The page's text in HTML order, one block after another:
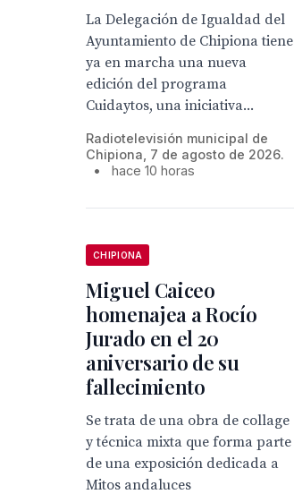
La Delegación de Igualdad del
Ayuntamiento de Chipiona tiene
ya en marcha una nueva
edición del programa
Cuidaytos, una iniciativa...
Radiotelevisión municipal de
Chipiona, 7 de agosto de 2026.
•
hace 10 horas
CHIPIONA
Miguel Caiceo
homenajea a Rocío
Jurado en el 20
aniversario de su
fallecimiento
Se trata de una obra de collage
y técnica mixta que forma parte
de una exposición dedicada a
Mitos andaluces